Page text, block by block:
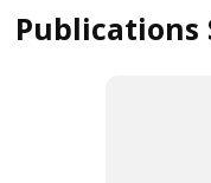
Publications